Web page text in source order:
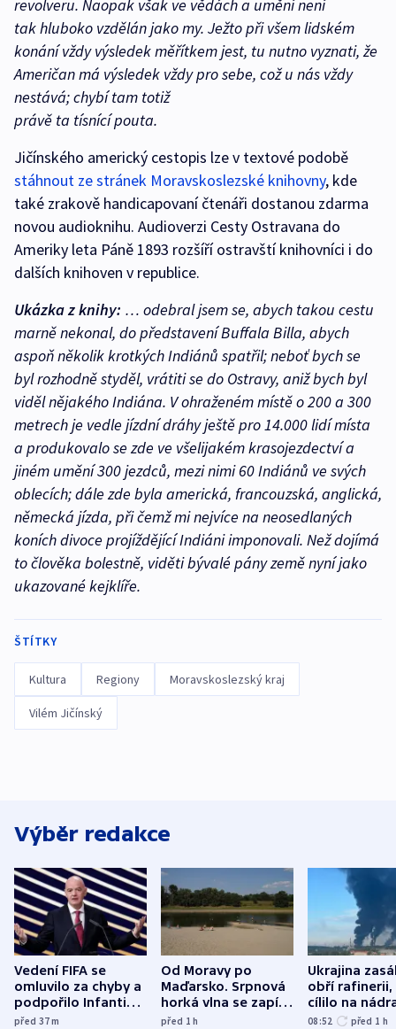
revolveru. Naopak však ve vědách a umění není
tak hluboko vzdělán jako my. Ježto při všem lidském
konání vždy výsledek měřítkem jest, tu nutno vyznati, že
Američan má výsledek vždy pro sebe, což u nás vždy
nestává; chybí tam totiž
právě ta tísnící pouta.
Jičínského americký cestopis lze v textové podobě
stáhnout ze stránek Moravskoslezské knihovny, kde
také zrakově handicapovaní čtenáři dostanou zdarma
novou audioknihu. Audioverzi Cesty Ostravana do
Ameriky leta Páně 1893 rozšíří ostravští knihovníci i do
dalších knihoven v republice.
Ukázka z knihy: … odebral jsem se, abych takou cestu
marně nekonal, do představení Buffala Billa, abych
aspoň několik krotkých Indiánů spatřil; neboť bych se
byl rozhodně styděl, vrátiti se do Ostravy, aniž bych byl
viděl nějakého Indiána. V ohraženém místě o 200 a 300
metrech je vedle jízdní dráhy ještě pro 14.000 lidí místa
a produkovalo se zde ve všelijakém krasojezdectví a
jiném umění 300 jezdců, mezi nimi 60 Indiánů ve svých
oblecích; dále zde byla americká, francouzská, anglická,
německá jízda, při čemž mi nejvíce na neosedlaných
koních divoce projíždějící Indiáni imponovali. Než dojímá
to člověka bolestně, viděti bývalé pány země nyní jako
ukazované kejklíře.
ŠTÍTKY
Kultura Regiony Moravskoslezský kraj
Vilém Jičínský
Výběr redakce
Vedení FIFA se
omluvilo za chyby a
podpořilo Infantina.
UEFA trvá na
před 37m
Od Moravy po
Maďarsko. Srpnová
horká vlna se zapíše
do dějin
před 1h
Ukrajina
obří rafinerii,
cílilo na
autobus
08:52 před 1 h